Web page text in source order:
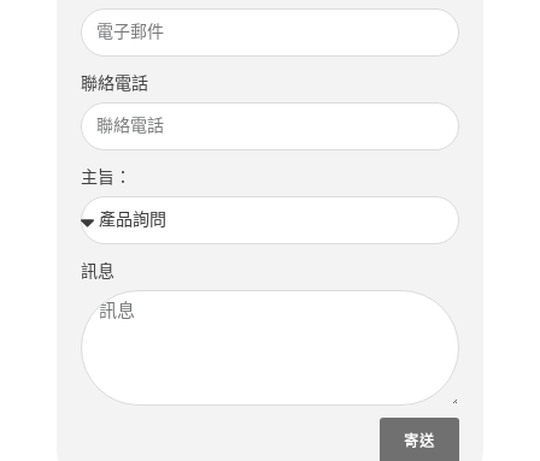
聯絡電話
主旨：
訊息
寄送